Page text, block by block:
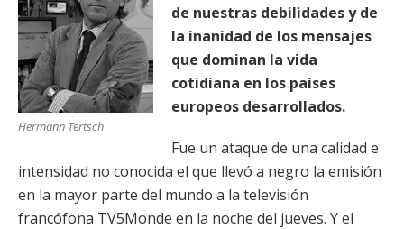
Hermann Tertsch
de nuestras debilidades y de
la inanidad de los mensajes
que dominan la vida
cotidiana en los países
europeos desarrollados.
Fue un ataque de una calidad e
intensidad no conocida el que llevó a negro la emisión
en la mayor parte del mundo a la televisión
francófona TV5Monde en la noche del jueves. Y el